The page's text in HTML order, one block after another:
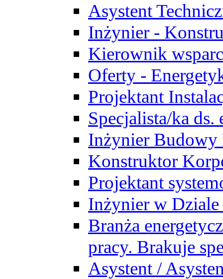
Asystent
Inżynier -
Kierownik
Oferty -
Projektant
Specjalista/ka
Inżynier
Konstruktor
Projektant
Inżynier w
Branża
pracy. Brakuje
Asystent /